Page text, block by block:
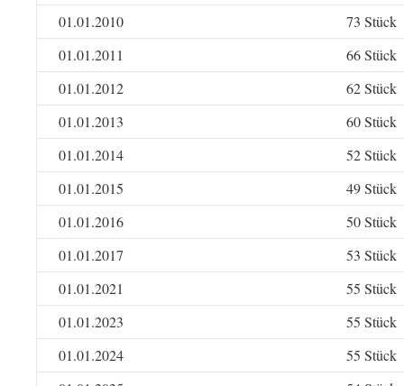
01.01.2010
73 Stück
01.01.2011
66 Stück
01.01.2012
62 Stück
01.01.2013
60 Stück
01.01.2014
52 Stück
01.01.2015
49 Stück
01.01.2016
50 Stück
01.01.2017
53 Stück
01.01.2021
55 Stück
01.01.2023
55 Stück
01.01.2024
55 Stück